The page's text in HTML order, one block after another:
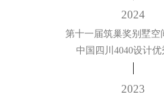
2024
第十一届筑巢奖别墅空
中国四川4040设计
2023